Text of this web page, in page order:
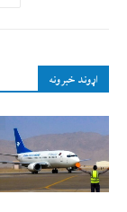
اړوند خبرونه